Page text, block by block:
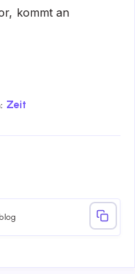
kommt an
Zeit
Whatsapp